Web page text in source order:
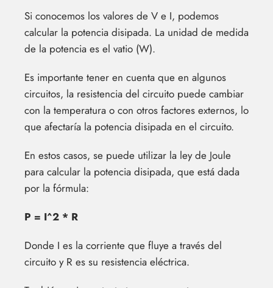
Si conocemos los valores de V e I, podemos
calcular la potencia disipada. La unidad de medida
de la potencia es el vatio (W).
Es importante tener en cuenta que en algunos
circuitos, la resistencia del circuito puede cambiar
con la temperatura o con otros factores externos, lo
que afectaría la potencia disipada en el circuito.
En estos casos, se puede utilizar la ley de Joule
para calcular la potencia disipada, que está dada
por la fórmula:
P = I^2 * R
Donde I es la corriente que fluye a través del
circuito y R es su resistencia eléctrica.